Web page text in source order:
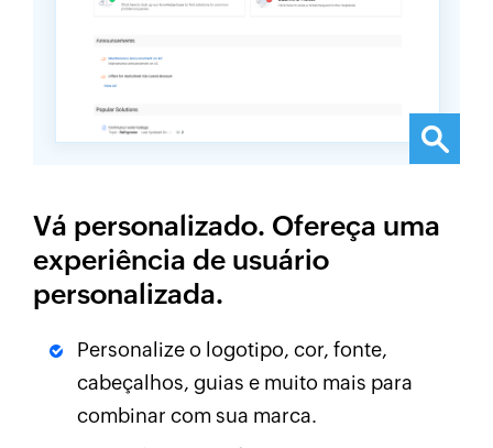
Vá personalizado. Ofereça uma
experiência de usuário
personalizada.
Personalize o logotipo, cor, fonte,
cabeçalhos, guias e muito mais para
combinar com sua marca.